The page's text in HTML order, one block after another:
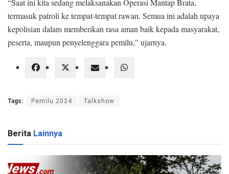
“Saat ini kita sedang melaksanakan Operasi Mantap Brata,
termasuk patroli ke tempat-tempat rawan. Semua ini adalah upaya
kepolisian dalam memberikan rasa aman baik kepada masyarakat,
peserta, maupun penyelenggara pemilu,” ujarnya.
Tags: Pemilu 2024 Talkshow
Berita Lainnya